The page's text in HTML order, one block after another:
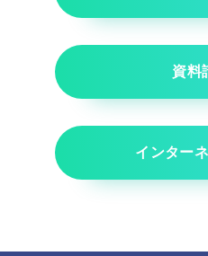
ニュース - 2022年度
ニュース - 2021年度
ニュース - 2020年度
ニュース - 2019年度
ニュース - 2018年度
資料
インター